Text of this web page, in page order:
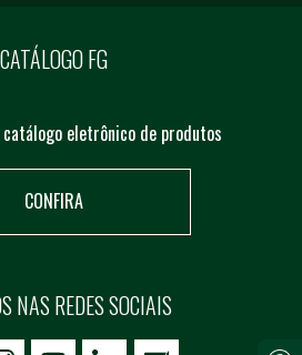
CATÁLOGO FG
catálogo eletrônico de produtos
CONFIRA
NAS REDES SOCIAIS